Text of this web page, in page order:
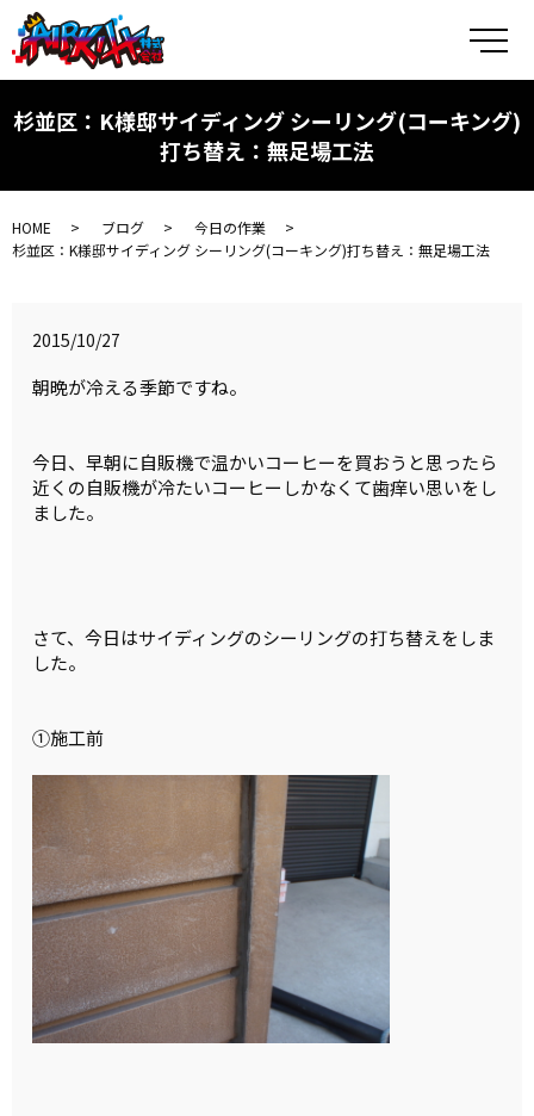
メ
杉並区：K様邸サイディング シーリング(コーキング)
打ち替え：無足場工法
HOME ブログ
今日の作業
杉並区：K様邸サイディング シーリング(コーキング)打ち替え：無足場工法
2015/10/27
朝晩が冷える季節ですね。
今日、早朝に自販機で温かいコーヒーを買おうと思ったら
近くの自販機が冷たいコーヒーしかなくて歯痒い思いをし
ました。
さて、今日はサイディングのシーリングの打ち替えをしま
した。
①施工前